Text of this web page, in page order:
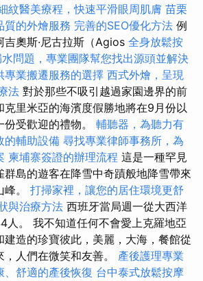
紋醫美療程，快速平滑眼周肌膚 苗栗
質的外燴服務 完善的SEO優化方法 例
奧斯·尼古拉斯（Agios 全身放鬆按
問題，專業團隊幫您找出源頭並解決
專業搬遷服務的選擇 西式外燴，呈現
法 對於那些不吸引越過家園邊界的前
克里米亞的海濱度假勝地將在9月份以
受歡迎的禮物。 輔聽器，為聽力有
的輔助設備 尋找專業律師事務所，為
柬埔寨簽證的辦理流程 這是一種罕見
群島的遊客在降雪中奇蹟般地降雪帶來
。 打掃家裡，讓您的居住環境更舒
與治療方法 西班牙當局週一從大西洋
人。 我不知道任何不會愛上克羅地亞
建造的珍寶彼此，美麗，大海，餐館從
人們在微笑和友善。 產後護理專業
、舒適的產後恢復 台中泰式放鬆按摩